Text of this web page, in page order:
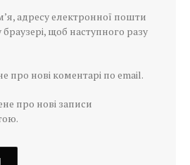
адресу електронної пошти
щоб наступного разу
про нові коментарі по email.
про нові записи